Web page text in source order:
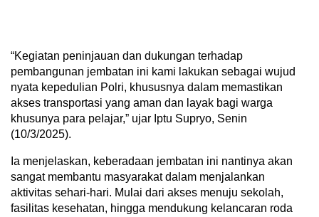
“Kegiatan peninjauan dan dukungan terhadap
pembangunan jembatan ini kami lakukan sebagai wujud
nyata kepedulian Polri, khususnya dalam memastikan
akses transportasi yang aman dan layak bagi warga
khusunya para pelajar,” ujar Iptu Supryo, Senin
(10/3/2025).
Ia menjelaskan, keberadaan jembatan ini nantinya akan
sangat membantu masyarakat dalam menjalankan
aktivitas sehari-hari. Mulai dari akses menuju sekolah,
fasilitas kesehatan, hingga mendukung kelancaran roda